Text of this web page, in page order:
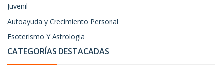
Juvenil
Autoayuda y Crecimiento Personal
Esoterismo Y Astrologia
CATEGORÍAS DESTACADAS